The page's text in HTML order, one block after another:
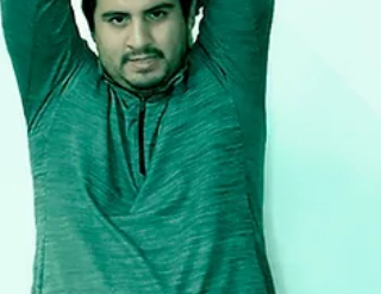
cambiar las cosas, rebelde sin causa desde
pequeña y muy enfocada en sí misma.